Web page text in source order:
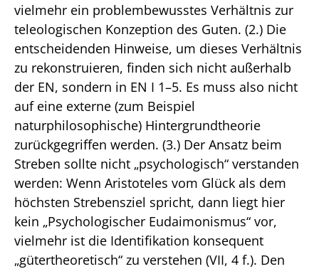
vielmehr ein problembewusstes Verhältnis zur
teleologischen Konzeption des Guten. (2.) Die
entscheidenden Hinweise, um dieses Verhältnis
zu rekonstruieren, finden sich nicht außerhalb
der EN, sondern in EN I 1–5. Es muss also nicht
auf eine externe (zum Beispiel
naturphilosophische) Hintergrundtheorie
zurückgegriffen werden. (3.) Der Ansatz beim
Streben sollte nicht „psychologisch“ verstanden
werden: Wenn Aristoteles vom Glück als dem
höchsten Strebensziel spricht, dann liegt hier
kein „Psychologischer Eudaimonismus“ vor,
vielmehr ist die Identifikation konsequent
„gütertheoretisch“ zu verstehen (VII, 4 f.). Den